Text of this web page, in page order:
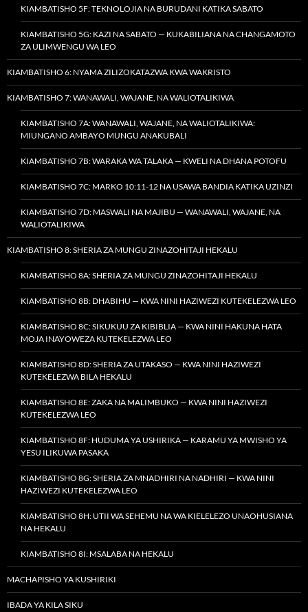
KIAMBATISHO 5F: TEKNOLOJIA NA BURUDANI KATIKA SABATO
KIAMBATISHO 5G: KAZI NA SABATO — KUKABILIANA NA CHANGAMOTO
ZA ULIMWENGU WA LEO
KIAMBATISHO 6: NYAMA ZILIZOKATAZWA KWA WAKRISTO
KIAMBATISHO 7: WANAWALI, WAJANE, NA WALIOTALIKIWA
KIAMBATISHO 7A: WANAWALI, WAJANE, NA WALIOTALIKIWA:
MIUNGANO AMBAYO MUNGU ANAKUBALI
KIAMBATISHO 7B: WARAKA WA TALAKA — KWELI NA DHANA POTOFU
KIAMBATISHO 7C: MARKO 10:11-12 NA USAWA BANDIA KATIKA UZINZI
KIAMBATISHO 7D: MASWALI NA MAJIBU — WANAWALI, WAJANE, NA
WALIOTALIKIWA
KIAMBATISHO 8: SHERIA ZA MUNGU ZINAZOHITAJI HEKALU
KIAMBATISHO 8A: SHERIA ZA MUNGU ZINAZOHITAJI HEKALU
KIAMBATISHO 8B: DHABIHU — KWA NINI HAZIWEZI KUTEKELEZWA LEO
KIAMBATISHO 8C: SIKUKUU ZA KIBIBLIA — KWA NINI HAKUNA HATA
MOJA INAYOWEZA KUTEKELEZWA LEO
KIAMBATISHO 8D: SHERIA ZA UTAKASO — KWA NINI HAZIWEZI
KUTEKELEZWA BILA HEKALU
KIAMBATISHO 8E: ZAKA NA MALIMBUKO — KWA NINI HAZIWEZI
KUTEKELEZWA LEO
KIAMBATISHO 8F: HUDUMA YA USHIRIKA — KARAMU YA MWISHO YA
YESU ILIKUWA PASAKA
KIAMBATISHO 8G: SHERIA ZA MNADHIRI NA NADHIRI — KWA NINI
HAZIWEZI KUTEKELEZWA LEO
KIAMBATISHO 8H: UTII WA SEHEMU NA WA KIELELEZO UNAOHUSIANA
NA HEKALU
KIAMBATISHO 8I: MSALABA NA HEKALU
MACHAPISHO YA KUSHIRIKI
IBADA YA KILA SIKU